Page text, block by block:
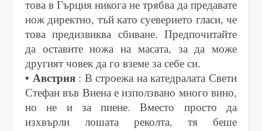
това в Гърция никога не трябва да предавате
нож директно, тъй като суеверието гласи, че
това предизвиква сбиване. Предпочитайте
да оставите ножа на масата, за да може
другият човек да го вземе за себе си.
• Австрия: В строежа на катедралата Свети
Стефан във Виена е използвано много вино,
но не и за пиене. Вместо просто да
изхвърли лошата реколта, тя беше